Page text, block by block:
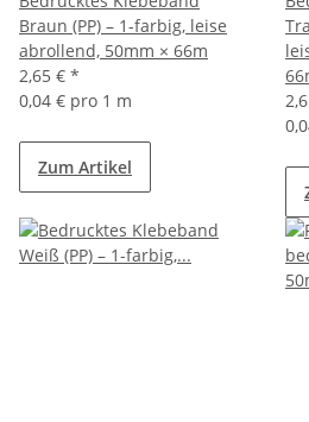
Braun (PP) – 1-farbig, leise
abrollend, 50mm × 66m
2,65 € *
0,04 € pro 1 m
Zum Artikel